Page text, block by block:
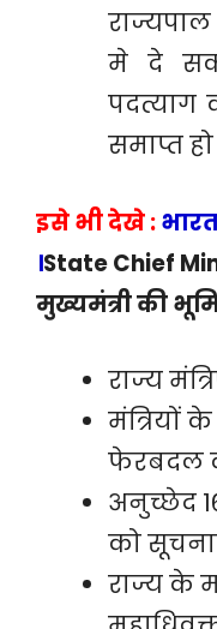
मे दे
पदत्याग
समाप्त
इसे भी देखे :
।State Chief
मुख्यमंत्री की
राज्य
मंत्रियों
फेरबदल
अनुच्छेद
को
राज्य के